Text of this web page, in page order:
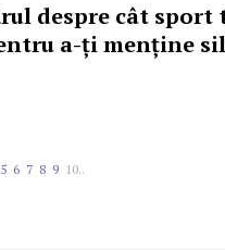
despre cât sport
a-ți menține
5 6 7 8 9 10..